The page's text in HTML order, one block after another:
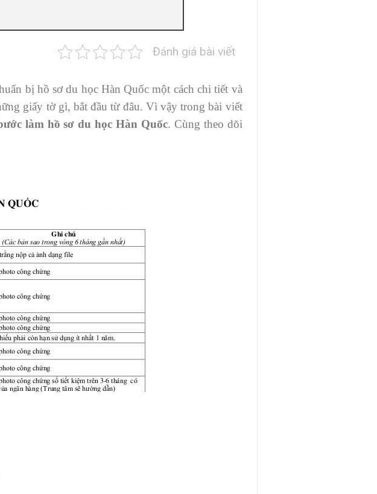
Đánh giá bài viết
bị hồ sơ du học Hàn Quốc một cách chi tiết và
giấy tờ gì, bắt đầu từ đâu. Vì vậy trong bài viết
làm hồ sơ du học Hàn Quốc. Cùng theo dõi